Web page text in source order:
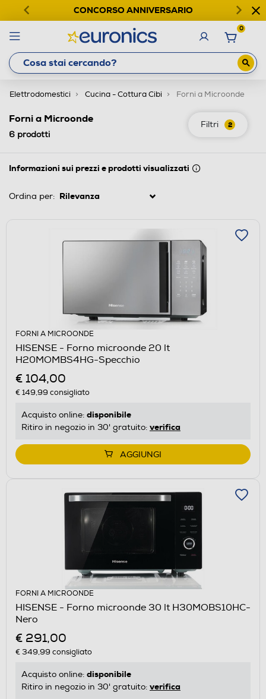
CONCORSO ANNIVERSARIO
0
Elettrodomestici Cucina - Cottura Cibi Forni a Microonde
Filtri 2
Forni a Microonde
6 prodotti
Informazioni sui prezzi e prodotti visualizzati
Ordina per:
FORNI A MICROONDE
HISENSE - Forno microonde 20 lt
H20MOMBS4HG-Specchio
€ 104,00
€ 149,99 consigliato
Acquisto online: disponibile
Ritiro in negozio in 30' gratuito: verifica
AGGIUNGI
FORNI A MICROONDE
HISENSE - Forno microonde 30 lt H30MOBS10HC-
Nero
€ 291,00
€ 349,99 consigliato
Acquisto online: disponibile
Ritiro in negozio in 30' gratuito: verifica